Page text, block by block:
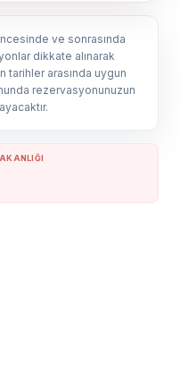
ve sonrasında
dikkate alınarak
tarihler arasında uygun
rezervasyonunuzun